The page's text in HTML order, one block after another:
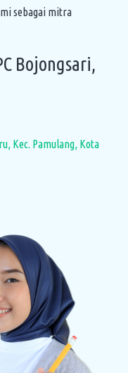
sebagai mitra
Bojongsari,
Kec. Pamulang, Kota